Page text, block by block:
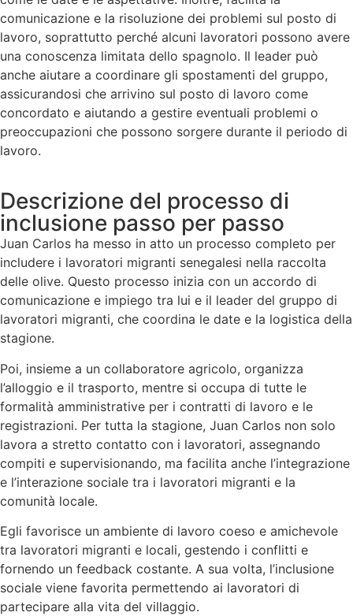
comunicazione e la risoluzione dei problemi sul posto di
lavoro, soprattutto perché alcuni lavoratori possono avere
una conoscenza limitata dello spagnolo. Il leader può
anche aiutare a coordinare gli spostamenti del gruppo,
assicurandosi che arrivino sul posto di lavoro come
concordato e aiutando a gestire eventuali problemi o
preoccupazioni che possono sorgere durante il periodo di
lavoro.
Descrizione del processo di
inclusione passo per passo
Juan Carlos ha messo in atto un processo completo per
includere i lavoratori migranti senegalesi nella raccolta
delle olive. Questo processo inizia con un accordo di
comunicazione e impiego tra lui e il leader del gruppo di
lavoratori migranti, che coordina le date e la logistica della
stagione.
Poi, insieme a un collaboratore agricolo, organizza
l’alloggio e il trasporto, mentre si occupa di tutte le
formalità amministrative per i contratti di lavoro e le
registrazioni. Per tutta la stagione, Juan Carlos non solo
lavora a stretto contatto con i lavoratori, assegnando
compiti e supervisionando, ma facilita anche l’integrazione
e l’interazione sociale tra i lavoratori migranti e la
comunità locale.
Egli favorisce un ambiente di lavoro coeso e amichevole
tra lavoratori migranti e locali, gestendo i conflitti e
fornendo un feedback costante. A sua volta, l’inclusione
sociale viene favorita permettendo ai lavoratori di
partecipare alla vita del villaggio.